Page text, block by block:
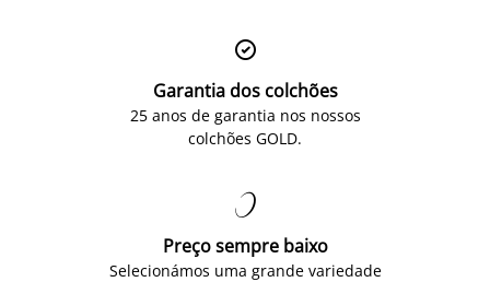

Garantia dos colchões
25 anos de garantia nos nossos
colchões GOLD.

Preço sempre baixo
Selecionámos uma grande variedade